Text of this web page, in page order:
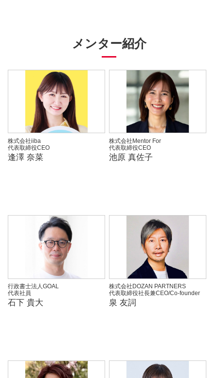
メンター紹介
株式会社iiba
代表取締役CEO
逢澤 奈菜
株式会社Mentor For
代表取締役CEO
池原 真佐子
行政書士法人GOAL
代表社員
石下 貴大
株式会社DOZAN PARTNERS
代表取締役社長兼CEO/Co-founder
泉 友詞